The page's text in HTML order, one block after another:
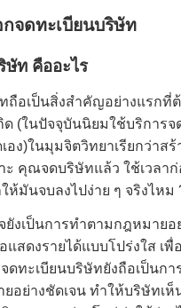
กจดทะเบียนบริษัท
ษัท คืออะไร
ถือเป็นสิ่งสำคัญอย่างแรกที่
ด (ในปัจจุบันนิยมใช้บริการจ
อง)ในมุมจิตวิทยาเรียกว่าสร้
ะ คุณจดบริษัทแล้ว ใช้เวลาก่
ห้มันจบลงไปง่าย ๆ จริงไหม
ยังเป็นการทำตามกฎหมายอ
แสดงรายได้แบบโปร่งใส เพื่
จดทะเบียนบริษัทยังถือเป็นก
อย่างชัดเจน ทำให้บริษัทเห็